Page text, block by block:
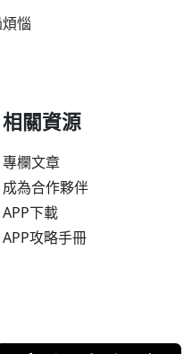
惱
相關資源
專欄文章
成為合作夥伴
APP下載
APP攻略手冊